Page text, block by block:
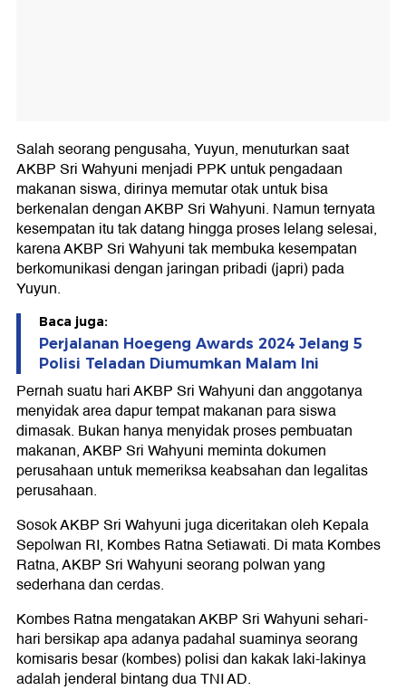
Salah seorang pengusaha, Yuyun, menuturkan saat
AKBP Sri Wahyuni menjadi PPK untuk pengadaan
makanan siswa, dirinya memutar otak untuk bisa
berkenalan dengan AKBP Sri Wahyuni. Namun ternyata
kesempatan itu tak datang hingga proses lelang selesai,
karena AKBP Sri Wahyuni tak membuka kesempatan
berkomunikasi dengan jaringan pribadi (japri) pada
Yuyun.
Baca juga:
Perjalanan Hoegeng Awards 2024 Jelang 5
Polisi Teladan Diumumkan Malam Ini
Pernah suatu hari AKBP Sri Wahyuni dan anggotanya
menyidak area dapur tempat makanan para siswa
dimasak. Bukan hanya menyidak proses pembuatan
makanan, AKBP Sri Wahyuni meminta dokumen
perusahaan untuk memeriksa keabsahan dan legalitas
perusahaan.
Sosok AKBP Sri Wahyuni juga diceritakan oleh Kepala
Sepolwan RI, Kombes Ratna Setiawati. Di mata Kombes
Ratna, AKBP Sri Wahyuni seorang polwan yang
sederhana dan cerdas.
Kombes Ratna mengatakan AKBP Sri Wahyuni sehari-
hari bersikap apa adanya padahal suaminya seorang
komisaris besar (kombes) polisi dan kakak laki-lakinya
adalah jenderal bintang dua TNI AD.